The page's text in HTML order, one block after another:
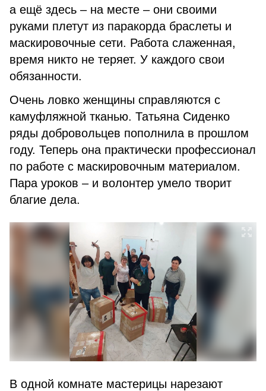
а ещё здесь – на месте – они своими
руками плетут из паракорда браслеты и
маскировочные сети. Работа слаженная,
время никто не теряет. У каждого свои
обязанности.
Очень ловко женщины справляются с
камуфляжной тканью. Татьяна Сиденко
ряды добровольцев пополнила в прошлом
году. Теперь она практически профессионал
по работе с маскировочным материалом.
Пара уроков – и волонтер умело творит
благие дела.
В одной комнате мастерицы нарезают